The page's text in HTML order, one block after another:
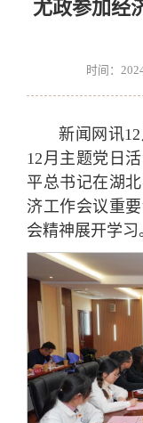
尤政参加经
时间：
新闻网讯
12月主题党日
平总书记在湖
济工作会议重
会精神展开学习